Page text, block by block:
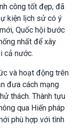
công tốt đẹp, đã
kiện lịch sử có ý
Quốc hội bước
nhất để xây
cả nước.
và hoạt động trên
đưa cách mạng
thách. Thành tựu
qua Hiến pháp
phù hợp với tình